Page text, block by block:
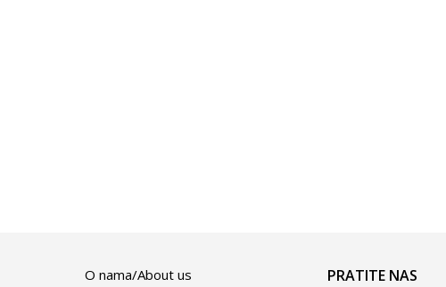
O nama/About us
PRATITE NAS